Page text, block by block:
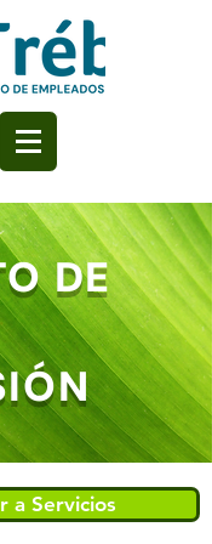
DE
a Servicios